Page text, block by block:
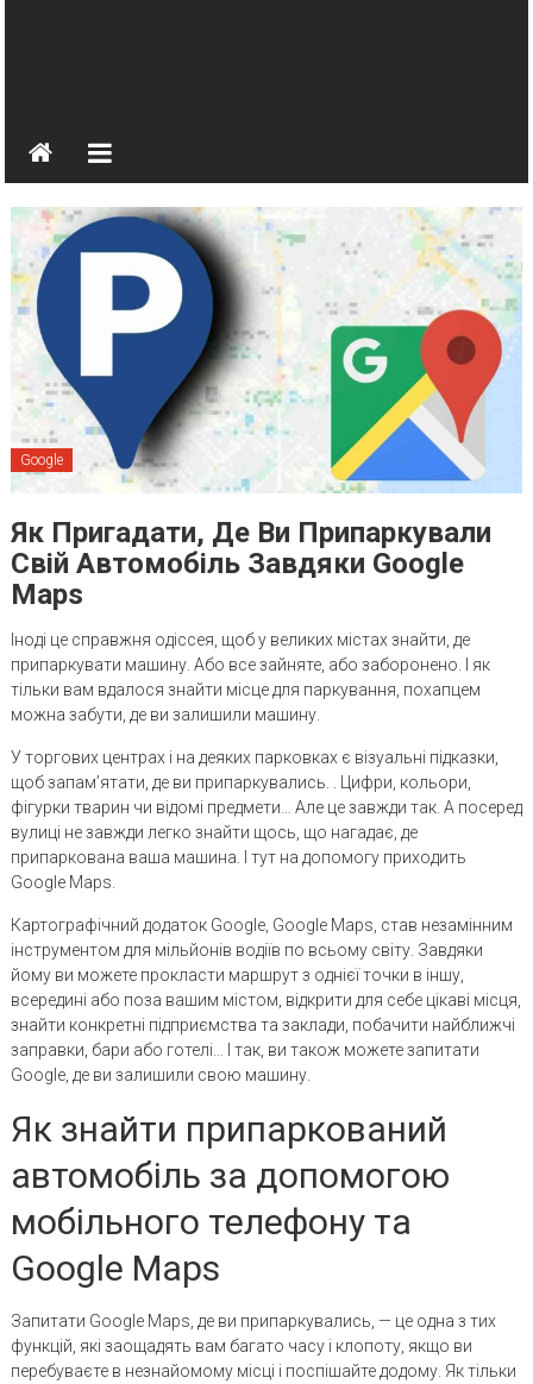
Google
Як Пригадати, Де Ви Припаркували
Свій Автомобіль Завдяки Google
Maps
Іноді це справжня одіссея, щоб у великих містах знайти, де
припаркувати машину. Або все зайняте, або заборонено. І як
тільки вам вдалося знайти місце для паркування, похапцем
можна забути, де ви залишили машину.
У торгових центрах і на деяких парковках є візуальні підказки,
щоб запам’ятати, де ви припаркувались. . Цифри, кольори,
фігурки тварин чи відомі предмети… Але це завжди так. А посеред
вулиці не завжди легко знайти щось, що нагадає, де
припаркована ваша машина. І тут на допомогу приходить
Google Maps.
Картографічний додаток Google, Google Maps, став незамінним
інструментом для мільйонів водіїв по всьому світу. Завдяки
йому ви можете прокласти маршрут з однієї точки в іншу,
всередині або поза вашим містом, відкрити для себе цікаві місця,
знайти конкретні підприємства та заклади, побачити найближчі
заправки, бари або готелі… І так, ви також можете запитати
Google, де ви залишили свою машину.
Як знайти припаркований
автомобіль за допомогою
мобільного телефону та
Google Maps
Запитати Google Maps, де ви припаркувались, — це одна з тих
функцій, які заощадять вам багато часу і клопоту, якщо ви
перебуваєте в незнайомому місці і поспішайте додому. Як тільки